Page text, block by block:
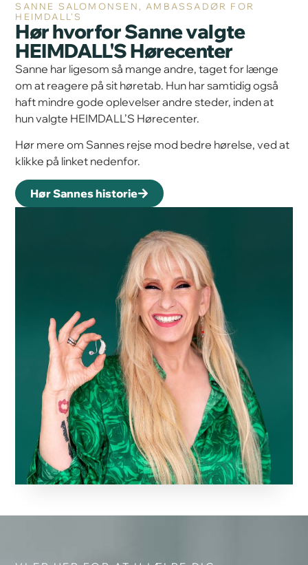
SANNE SALOMONSEN, AMBASSADØR FOR
HEIMDALL'S
Hør hvorfor Sanne valgte
HEIMDALL'S Hørecenter
Sanne har ligesom så mange andre, taget for længe
om at reagere på sit høretab. Hun har samtidig også
haft mindre gode oplevelser andre steder, inden at
hun valgte HEIMDALL’S Hørecenter.
Hør mere om Sannes rejse mod bedre hørelse, ved at
klikke på linket nedenfor.
Hør Sannes historie